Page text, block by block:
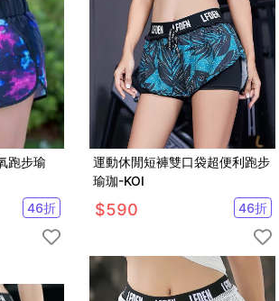
跑步瑜
46折
運動休閒短褲雙口袋超便利跑步
瑜珈-KOI
$590 46折